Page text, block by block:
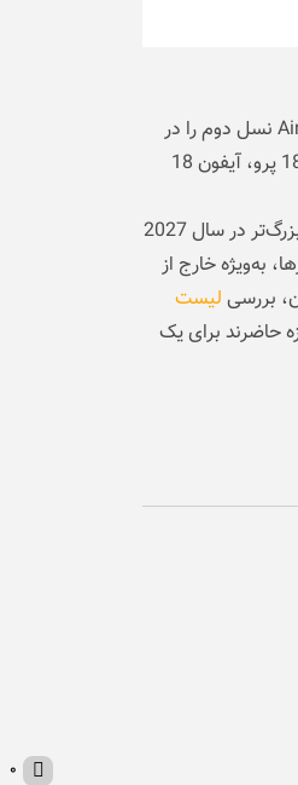
طبق گزارش تحلیلگران شناخته‌شده حوزه فناوری، اپل قصد دارد آیفون Air نسل دوم را در
نیمه دوم سال 2026 معرفی کند. این گوشی احتمالاً همزمان با آیفون 18 پرو، آیفون 18
جالب‌تر اینکه صحبت‌هایی درباره عرضه یک مدل آیفون Air با نمایشگر بزرگ‌تر در سال 2027
به‌ویژه خارج از
بررسی لیست
حاضرند برای یک
۰